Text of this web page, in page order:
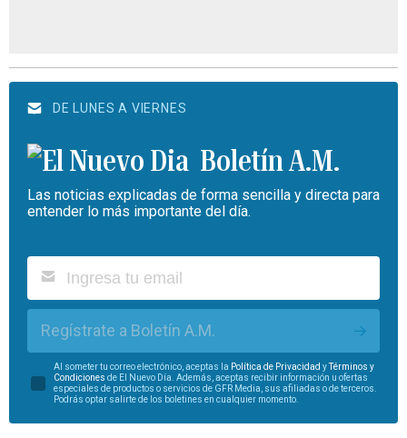
DE LUNES A VIERNES
Boletín A.M.
Las noticias explicadas de forma sencilla y directa para
entender lo más importante del día.
Regístrate a Boletín A.M.
Al someter tu correo electrónico, aceptas la Política de Privacidad yTérminos y
Condiciones de El Nuevo Día. Además, aceptas recibir información u ofertas
especiales de productos o servicios de GFR Media, sus afiliadas o de terceros.
Podrás optar salirte de los boletines en cualquier momento.